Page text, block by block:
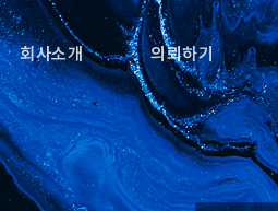
회사소개 의뢰하기